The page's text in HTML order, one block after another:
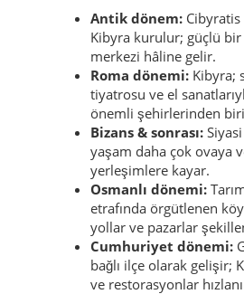
Antik dönem:
Kibyra kurulur; güçlü
merkezi hâline gelir.
Roma dönemi: Kibyra;
tiyatrosu ve el
önemli şehirlerinden
Bizans & sonrası:
yaşam daha çok ovaya
yerleşimlere kayar.
Osmanlı dönemi:
etrafında örgütlenen
yollar ve pazarlar
Cumhuriyet dönemi:
bağlı ilçe olarak gelişir;
ve restorasyonlar